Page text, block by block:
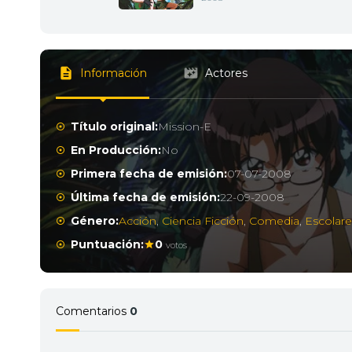
Información Actores
Título original:Mission-E
En Producción:No
Primera fecha de emisión:07-07-2008
Última fecha de emisión:22-09-2008
Género:Acción, Ciencia Ficción, Comedia,
Puntuación:
0 votos
Comentarios 0